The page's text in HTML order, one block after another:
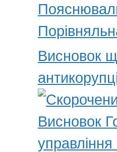
Висновок
Висновок